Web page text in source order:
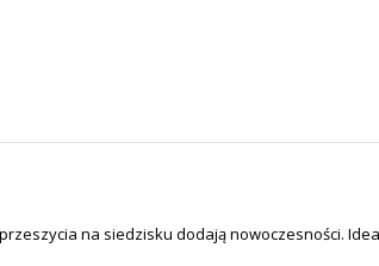
na siedzisku dodają nowoczesności.